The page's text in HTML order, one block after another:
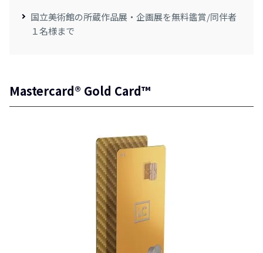
国立美術館の所蔵作品展・企画展を無料鑑賞/同伴者
１名様まで
Mastercard® Gold Card™